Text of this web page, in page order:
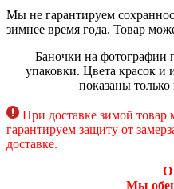
Мы не гарантируем
зимнее время года. Товар
Баночки на фотографии
упаковки. Цвета красок и
показаны
При доставке зимой
гарантируем защиту от
доставке.
О
Мы